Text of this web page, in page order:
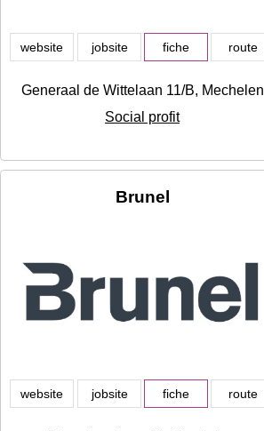
website jobsite fiche route
Generaal de Wittelaan 11/B, Mechelen
Social profit
Brunel
website jobsite fiche route